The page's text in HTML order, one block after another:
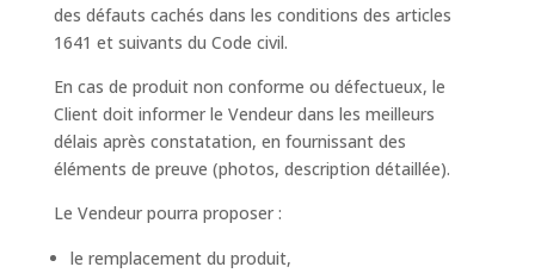
des défauts cachés dans les conditions des articles
1641 et suivants du Code civil.
En cas de produit non conforme ou défectueux, le
Client doit informer le Vendeur dans les meilleurs
délais après constatation, en fournissant des
éléments de preuve (photos, description détaillée).
Le Vendeur pourra proposer :
le remplacement du produit,